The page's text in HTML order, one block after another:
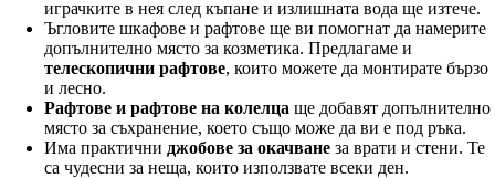
играчките в нея след къпане и излишната вода ще изтече.
Ъгловите шкафове и рафтове ще ви помогнат да намерите
допълнително място за козметика. Предлагаме и
телескопични рафтове, които можете да монтирате бързо
и лесно.
Рафтове и рафтове на колелца ще добавят допълнително
място за съхранение, което също може да ви е под ръка.
Има практични джобове за окачване за врати и стени. Те
са чудесни за неща, които използвате всеки ден.